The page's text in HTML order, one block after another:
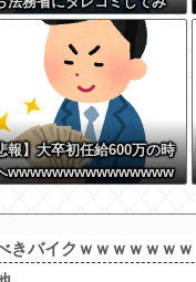
意外と仕事するぞ？
報】大卒初任給600万の時
wwwwwwwwwwwwwww
きバイクｗｗｗｗｗｗｗ